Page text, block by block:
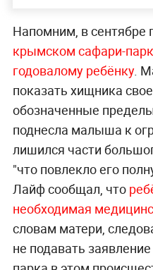
Напомним, в сентябре
крымском сафари-
годовалому ребёнку.
показать хищника
обозначенные
поднесла малыша к
лишился части
"что повлекло его
Лайф сообщал, что
необходимая
словам матери,
не подавать